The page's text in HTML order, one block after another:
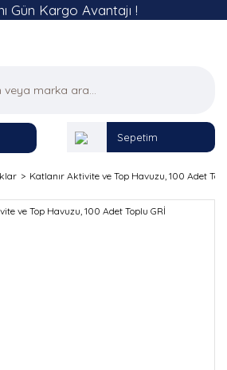
Gün Kargo Avantajı !
Sepetim
Katlanır Aktivite ve Top Havuzu, 100 Adet